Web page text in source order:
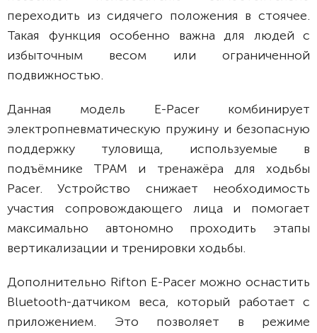
переходить из сидячего положения в стоячее.
Такая функция особенно важна для людей с
избыточным весом или ограниченной
подвижностью.
Данная модель E-Pacer комбинирует
электропневматическую пружину и безопасную
поддержку туловища, используемые в
подъёмнике ТРАМ и тренажёра для ходьбы
Pacer. Устройство снижает необходимость
участия сопровождающего лица и помогает
максимально автономно проходить этапы
вертикализации и тренировки ходьбы.
Дополнительно Rifton E-Pacer можно оснастить
Bluetooth-датчиком веса, который работает с
приложением. Это позволяет в режиме